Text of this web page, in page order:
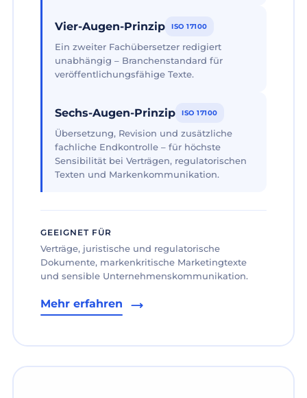
Vier-Augen-Prinzip ISO 17100
Ein zweiter Fachübersetzer redigiert
unabhängig – Branchenstandard für
veröffentlichungsfähige Texte.
Sechs-Augen-Prinzip ISO 17100
Übersetzung, Revision und zusätzliche
fachliche Endkontrolle – für höchste
Sensibilität bei Verträgen, regulatorischen
Texten und Markenkommunikation.
GEEIGNET FÜR
Verträge, juristische und regulatorische
Dokumente, markenkritische Marketingtexte
und sensible Unternehmenskommunikation.
Mehr erfahren